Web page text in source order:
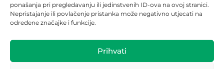
ponašanja pri pregledavanju ili jedinstvenih ID-ova na ovoj stranici.
Nepristajanje ili povlačenje pristanka može negativno utjecati na
određene značajke i funkcije.
Prihvati
solari@zez.coop
+ 385 91 2090 403